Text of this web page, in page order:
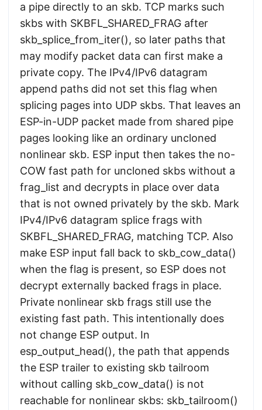
a pipe directly to an skb. TCP marks such
skbs with SKBFL_SHARED_FRAG after
skb_splice_from_iter(), so later paths that
may modify packet data can first make a
private copy. The IPv4/IPv6 datagram
append paths did not set this flag when
splicing pages into UDP skbs. That leaves an
ESP-in-UDP packet made from shared pipe
pages looking like an ordinary uncloned
nonlinear skb. ESP input then takes the no-
COW fast path for uncloned skbs without a
frag_list and decrypts in place over data
that is not owned privately by the skb. Mark
IPv4/IPv6 datagram splice frags with
SKBFL_SHARED_FRAG, matching TCP. Also
make ESP input fall back to skb_cow_data()
when the flag is present, so ESP does not
decrypt externally backed frags in place.
Private nonlinear skb frags still use the
existing fast path. This intentionally does
not change ESP output. In
esp_output_head(), the path that appends
the ESP trailer to existing skb tailroom
without calling skb_cow_data() is not
reachable for nonlinear skbs: skb_tailroom()